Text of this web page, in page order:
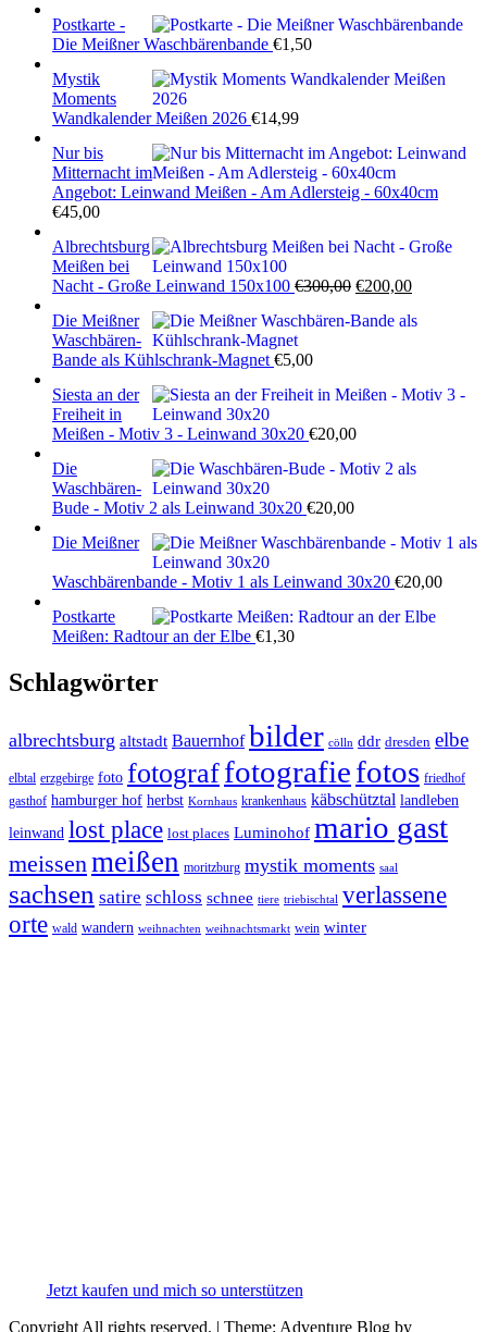
Postkarte -
Die Meißner Waschbärenbande €1,50
Mystik
Moments
Wandkalender Meißen 2026 €14,99
Nur bis
Mitternacht im
Angebot: Leinwand Meißen - Am Adlersteig - 60x40cm
€45,00
Albrechtsburg
Meißen bei
Nacht - Große Leinwand 150x100 €300,00 Ursprünglicher
war:
€200,00Aktueller
ist:
Die Meißner
Waschbären-
Bande als Kühlschrank-Magnet €5,00
Siesta an der
Freiheit in
Meißen - Motiv 3 - Leinwand 30x20 €20,00
Die
Waschbären-
Bude - Motiv 2 als Leinwand 30x20 €20,00
Die Meißner
Waschbärenbande - Motiv 1 als Leinwand 30x20 €20,00
Postkarte
Meißen: Radtour an der Elbe €1,30
Schlagwörter
albrechtsburg altstadt Bauernhof bilder cölln ddr dresden elbe
elbtal erzgebirge foto fotograffotografiefotos friedhof
gasthof hamburger hof herbst Kornhaus krankenhaus käbschütztal landleben
leinwand lost place lost places Luminohof mario gast
meissen meißen moritzburg mystik moments saal
sachsen satire schloss schnee tiere triebischtal verlassene
orte wald wandern weihnachten weihnachtsmarkt wein winter
Jetzt kaufen und mich so unterstützen
Copyright All rights reserved. | Theme: Adventure Blog by